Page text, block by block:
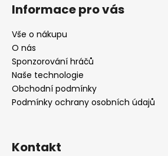
Informace pro vás
Vše o nákupu
O nás
Sponzorování hráčů
Naše technologie
Obchodní podmínky
Podmínky ochrany osobních údajů
Kontakt